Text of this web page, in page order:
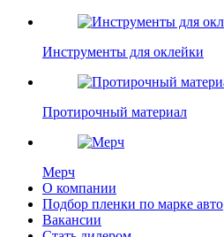
Инструменты для оклейки
Протирочный материал
Мерч
О компании
Подбор пленки по марке авто
Вакансии